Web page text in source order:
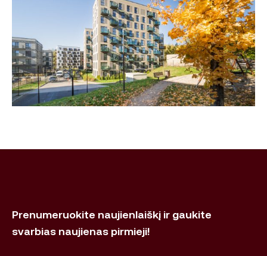
Prenumeruokite naujienlaiškį ir gaukite
svarbias naujienas pirmieji!